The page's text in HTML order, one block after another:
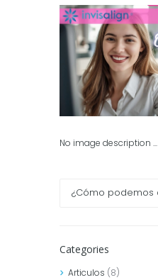
No image description ...
Categories
Articulos (8)